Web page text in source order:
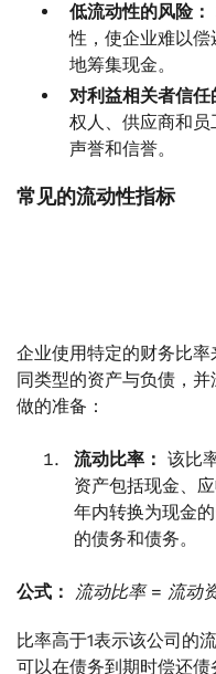
低流动性的风险：
性，使企业难以
地筹集现金。
对利益相关者信任
权人、供应商和
声誉和信誉。
常见的流动性指标
企业使用特定的财务比
同类型的资产与负债，
做的准备：
流动比率： 该比
资产包括现金、
年内转换为现金
的债务和债务。
公式： 流动比率 = 流动
比率高于1表示该公司的
可以在债务到期时偿还债